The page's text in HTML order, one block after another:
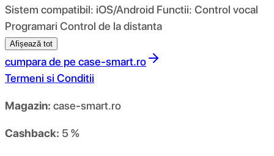
Sistem compatibil: iOS/Android Functii: Control vocal
Programari Control de la distanta
Afișează tot
cumpara de pe case-smart.ro
Termeni si Conditii
Magazin: case-smart.ro
Cashback: 5 %